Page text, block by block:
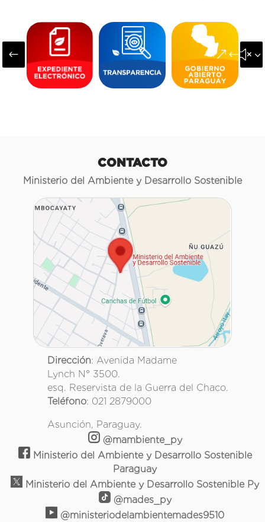
#
CONTACTO
Ministerio del Ambiente y Desarrollo Sostenible
Dirección: Avenida Madame
Lynch N° 3500.
esq. Reservista de la Guerra del Chaco.
Teléfono: 021 2879000
Asunción, Paraguay.
@mambiente_py
Ministerio del Ambiente y Desarrollo Sostenible
Paraguay
Ministerio del Ambiente y Desarrollo Sostenible Py
@mades_py
@ministeriodelambientemades9510